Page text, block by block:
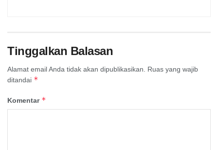
Tinggalkan Balasan
Alamat email Anda tidak akan dipublikasikan. Ruas yang wajib
ditandai *
Komentar *